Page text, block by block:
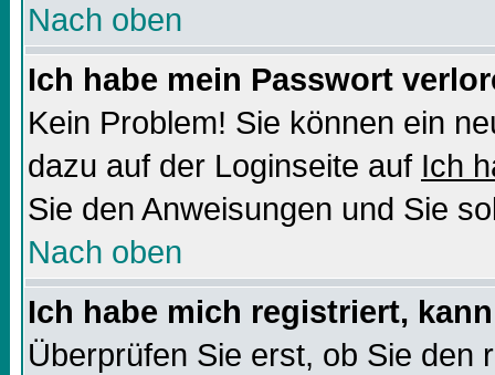
Nach oben
Ich habe mein Passwort
Kein Problem! Sie können ein
dazu auf der Loginseite auf Ich
Sie den Anweisungen und Sie
Nach oben
Ich habe mich registriert,
Überprüfen Sie erst, ob Sie den